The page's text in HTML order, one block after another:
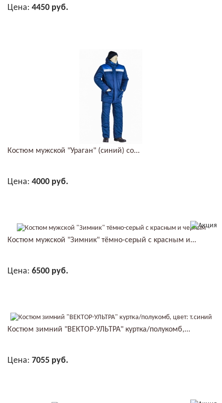
Цена: 4450 руб.
Костюм мужской "Ураган" (синий) со...
Цена: 4000 руб.
Костюм мужской "Зимник" тёмно-серый с красным и...
Цена: 6500 руб.
Костюм зимний "ВЕКТОР-УЛЬТРА" куртка/полукомб,...
Цена: 7055 руб.